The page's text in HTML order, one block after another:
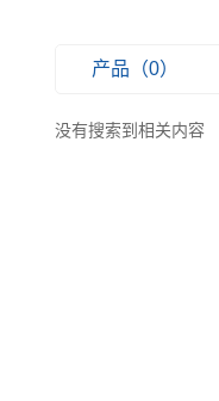
产品（0）
没有搜索到相关内容